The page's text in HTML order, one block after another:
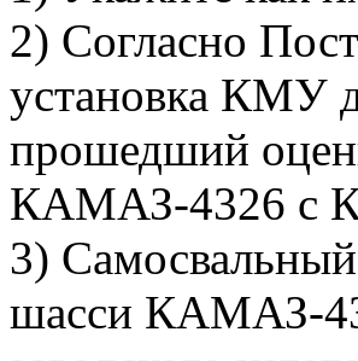
2) Согласно
установка КМУ
прошедший
КАМАЗ-4326 с
3)
шасси КАМАЗ-